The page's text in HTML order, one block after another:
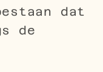
dat
de